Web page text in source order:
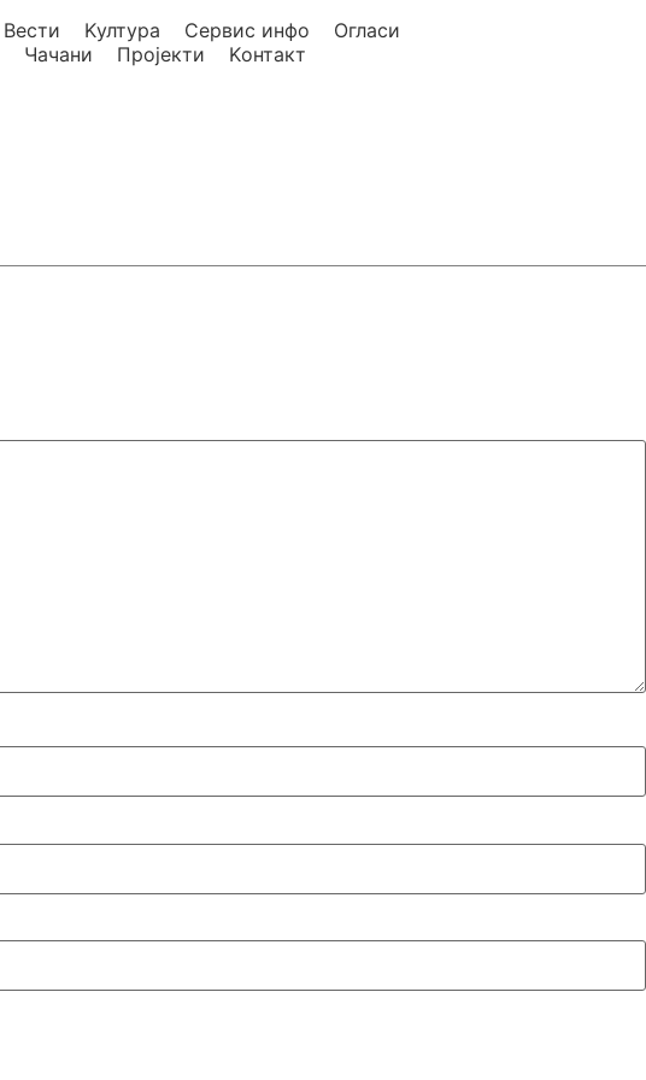
Вести Kултура Сервис инфо
Огласи
Чачани Пројекти Kонтакт